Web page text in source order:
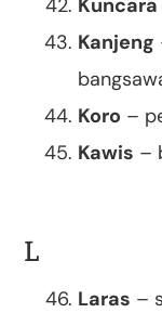
Kuncara
Kanjeng
Koro –
Kawis –
L
Laras –